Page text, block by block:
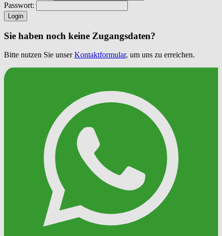
Passwort:
Login
Sie haben noch keine Zugangsdaten?
Bitte nutzen Sie unserKontaktformular, um uns zu erreichen.